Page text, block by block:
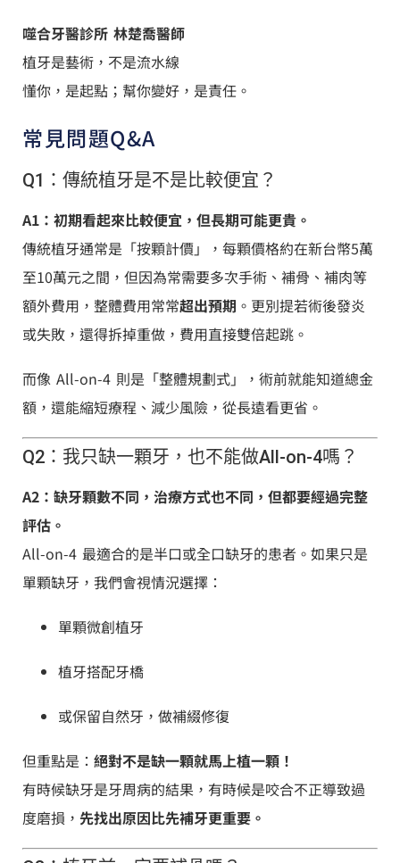
噬合牙醫診所 林楚喬醫師
植牙是藝術，不是流水線
懂你，是起點；幫你變好，是責任。
常見問題Q&A
Q1：傳統植牙是不是比較便宜？
A1：初期看起來比較便宜，但長期可能更貴。
傳統植牙通常是「按顆計價」，每顆價格約在新台幣5萬
至10萬元之間，但因為常需要多次手術、補骨、補肉等
額外費用，整體費用常常超出預期 。更別提若術後發炎
或失敗，還得拆掉重做，費用直接雙倍起跳。
而像 All-on-4 則是「整體規劃式」，術前就能知道總金
額，還能縮短療程、減少風險，從長遠看更省。
Q2：我只缺一顆牙，也不能做All-on-4嗎？
A2：缺牙顆數不同，治療方式也不同，但都要經過完整
評估。
All-on-4 最適合的是半口或全口缺牙的患者。如果只是
單顆缺牙，我們會視情況選擇：
單顆微創植牙
植牙搭配牙橋
或保留自然牙，做補綴修復
但重點是： 絕對不是缺一顆就馬上植一顆！
有時候缺牙是牙周病的結果，有時候是咬合不正導致過
度磨損， 先找出原因比先補牙更重要。